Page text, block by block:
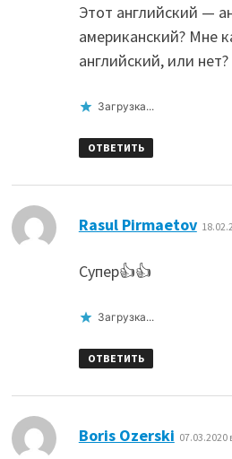
Этот английский —
американский? Мне
английский, или нет?
Загрузка...
ОТВЕТИТЬ
Rasul Pirmaetov:
Супер👍👍
Загрузка...
ОТВЕТИТЬ
Boris Ozerski 07.03.2020